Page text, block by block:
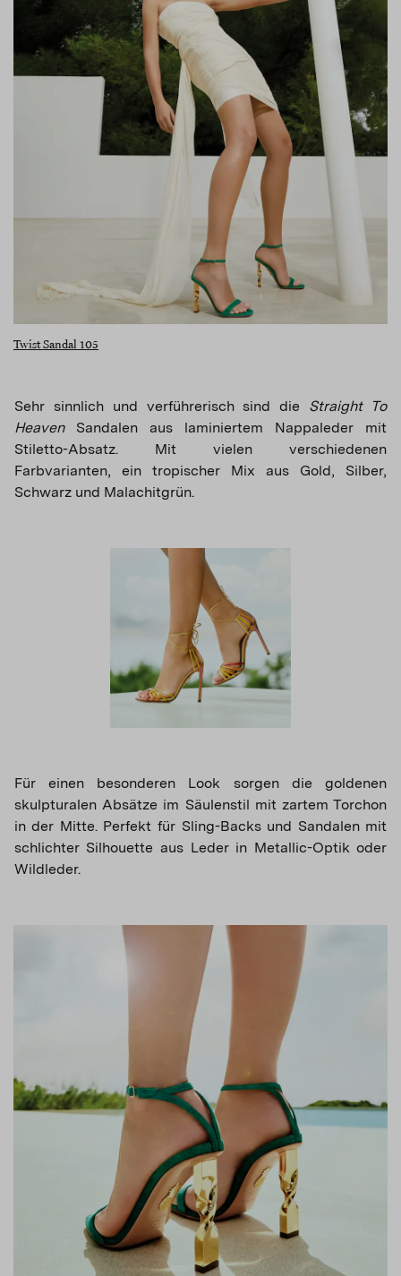
Twist Sandal 105
Sehr sinnlich und verführerisch sind die Straight To
HeavenSandalen aus laminiertem Nappaleder mit
Stiletto-Absatz. Mit vielen verschiedenen
Farbvarianten, ein tropischer Mix aus Gold, Silber,
Schwarz und Malachitgrün.
Für einen besonderen Look sorgen die goldenen
skulpturalen Absätze im Säulenstil mit zartem Torchon
in der Mitte. Perfekt für Sling-Backs und Sandalen mit
schlichter Silhouette aus Leder in Metallic-Optik oder
Wildleder.